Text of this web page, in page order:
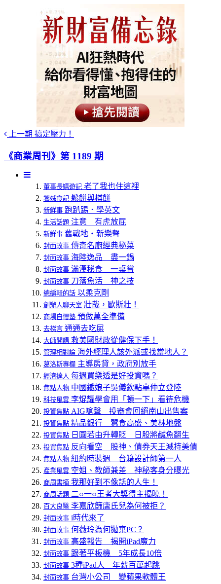
上一期 搞定壓力！
《商業周刊》第 1189 期
董事長嬉遊記 老了我也住這裡
饕姊食記 鬆餅與棋餅
新鮮事 跑趴踢．學英文
生活話題 注意 有虎放屁
新鮮事 舊戰地‧新樂聲
封面故事 傳奇名廚經典秘菜
封面故事 海陸逸品 盡一鍋
封面故事 滿漢秘食 一桌嘗
封面故事 刀落魚活 神之技
總編輯的話 以柔克剛
創辦人聊天室 壯哉，歐斯壯！
商場自慢塾 預做萬全準備
去梯言 通通去吃屎
大師開講 救美國財政從健保下手！
管理相對論 海外經理人該外派或找當地人？
葛洛斯專欄 主導房貸，政府別放手
經濟達人 每週買樂透是好投資嗎？
焦點人物 中國鐵娘子吳儀欽點辜仲立登陸
科技風雲 李焜耀學會用「頓一下」看待危機
投資焦點 AIG嗆聲 投審會回絕南山出售案
投資焦點 精品銀行 蠶食高盛、美林地盤
投資焦點 日圓若由升轉貶 日股將鹹魚翻生
投資焦點 反向看空 股神、債券天王減持美債
焦點人物 紐約時裝週 台籍設計師第一人
產業風雲 空姐、教師兼差 神秘客身分曝光
商周書摘 我那好到不像話的人生！
商周話題 二○一○王者大獎得主揭曉！
百大良醫 李嘉欣篩唐氏兒為何被拒？
封面故事 i時代來了
封面故事 何薇玲為何拋棄PC？
封面故事 高盛報告 揭開iPad魔力
封面故事 跟著平板機 5年成長10倍
封面故事 3種iPad人 年薪百萬起跳
封面故事 台灣小公司 變蘋果軟體王